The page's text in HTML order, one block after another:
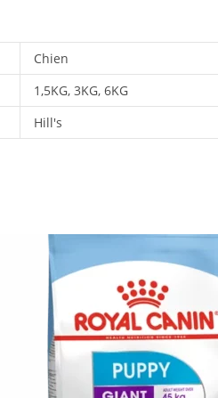
Chien
1,5KG, 3KG, 6KG
Hill's